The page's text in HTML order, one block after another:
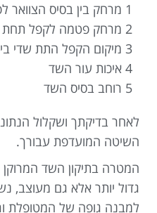
1 מרחק בין בסיס הצוואר לפטמה
2 מרחק פטמה לקפל תחת לשד
3 מיקום הקפל התת שדי ביחס לבית החזה
4 איכות עור השד
5 רוחב בסיס השד
לאחר בדיקתך ושקלול
השיטה המועדפת עבורך.
המטרה בתיקון השד
גדול יותר אלא גם מעוצב,
למבנה גופה של המטופלת